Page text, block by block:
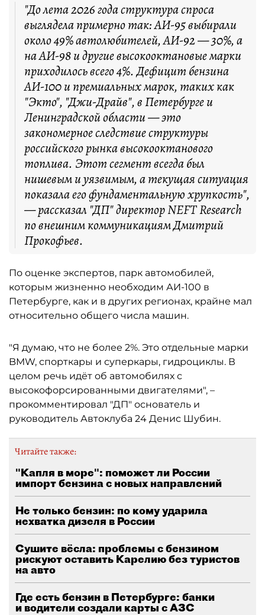
"До лета 2026 года структура спроса
выглядела примерно так: АИ-95 выбирали
около 49% автолюбителей, АИ-92 — 30%, а
на АИ-98 и другие высокооктановые марки
приходилось всего 4%. Дефицит бензина
АИ-100 и премиальных марок, таких как
"Экто", "Джи-Драйв", в Петербурге и
Ленинградской области — это
закономерное следствие структуры
российского рынка высокооктанового
топлива. Этот сегмент всегда был
нишевым и уязвимым, а текущая ситуация
показала его фундаментальную хрупкость",
— рассказал "ДП" директор NEFT Research
по внешним коммуникациям Дмитрий
Прокофьев.
По оценке экспертов, парк автомобилей,
которым жизненно необходим АИ-100 в
Петербурге, как и в других регионах, крайне мал
относительно общего числа машин.
"Я думаю, что не более 2%. Это отдельные марки
BMW, спорткары и суперкары, гидроциклы. В
целом речь идёт об автомобилях с
высокофорсированными двигателями", –
прокомментировал "ДП" основатель и
руководитель Автоклуба 24 Денис Шубин.
Читайте также:
"Капля в море": поможет ли России
импорт бензина с новых направлений
Не только бензин: по кому ударила
нехватка дизеля в России
Сушите вёсла: проблемы с бензином
рискуют оставить Карелию без туристов
на авто
Где есть бензин в Петербурге: банки
и водители создали карты с АЗС